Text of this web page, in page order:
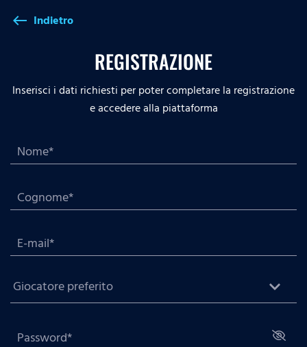
west Indietro
REGISTRAZIONE
Inserisci i dati richiesti per poter completare la registrazione
e accedere alla piattaforma